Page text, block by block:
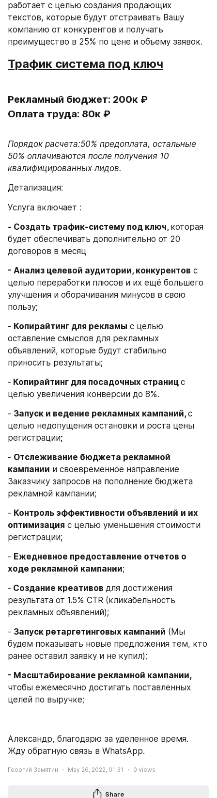
работает с целью создания продающих
текстов, которые будут отстраивать Вашу
компанию от конкурентов и получать
преимущество в 25% по цене и объему заявок.
Трафик система под ключ
Рекламный бюджет: 200к ₽
Оплата труда: 80к ₽
Порядок расчета:50% предоплата, остальные
50% оплачиваются после получения 10
Детализация:
Услуга включает :
- Создать трафик-систему под ключ, которая
будет обеспечивать дополнительно от 20
договоров в месяц
- Анализ целевой аудитории, конкурентов с
целью переработки плюсов и их ещё большего
улучшения и оборачивания минусов в свою
пользу;
- Копирайтинг для рекламы с целью
оставление смыслов для рекламных
объявлений, которые будут стабильно
приносить результаты;
- Копирайтинг для посадочных страниц с
целью увеличения конверсии до 8%.
- Запуск и ведение рекламных кампаний, с
целью недопущения остановки и роста цены
регистрации;
- Отслеживание бюджета рекламной
кампании и своевременное направление
Заказчику запросов на пополнение бюджета
рекламной кампании;
- Контроль эффективности объявлений и их
оптимизация с целью уменьшения стоимости
регистрации;
- Ежедневное предоставление отчетов о
ходе рекламной кампании;
- Создание креативов для достижения
результата от 1.5% CTR (кликабельность
рекламных объявлений);
- Запуск ретаргетинговых кампаний (Мы
будем показывать новые предложения тем, кто
ранее оставил заявку и не купил);
- Масштабирование рекламной кампании,
чтобы ежемесячно достигать поставленных
целей по выручке;
Александр, благодарю за уделенное время.
Жду обратную связь в WhatsApp.
Георгий Замятин May 26, 2022, 01:31 0 views
Share